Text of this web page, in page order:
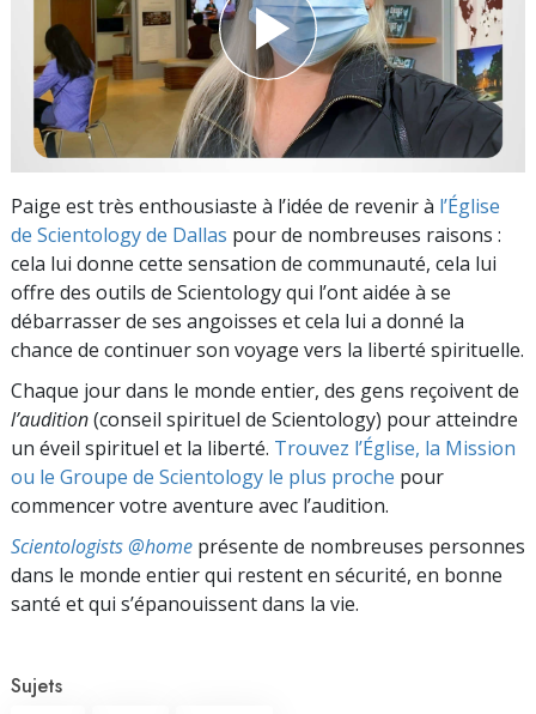
Paige est très enthousiaste à l’idée de revenir à l’Église
de Scientology de Dallas pour de nombreuses raisons :
cela lui donne cette sensation de communauté, cela lui
offre des outils de Scientology qui l’ont aidée à se
débarrasser de ses angoisses et cela lui a donné la
chance de continuer son voyage vers la liberté spirituelle.
Chaque jour dans le monde entier, des gens reçoivent de
l’audition(conseil spirituel de Scientology) pour atteindre
un éveil spirituel et la liberté. Trouvez l’Église, la Mission
ou le Groupe de Scientology le plus proche pour
commencer votre aventure avec l’audition.
Scientologists @home présente de nombreuses personnes
dans le monde entier qui restent en sécurité, en bonne
santé et qui s’épanouissent dans la vie.
Sujets